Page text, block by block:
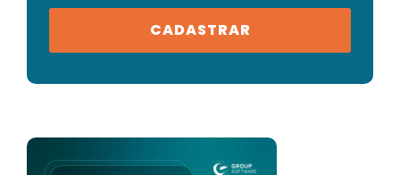
CADASTRAR